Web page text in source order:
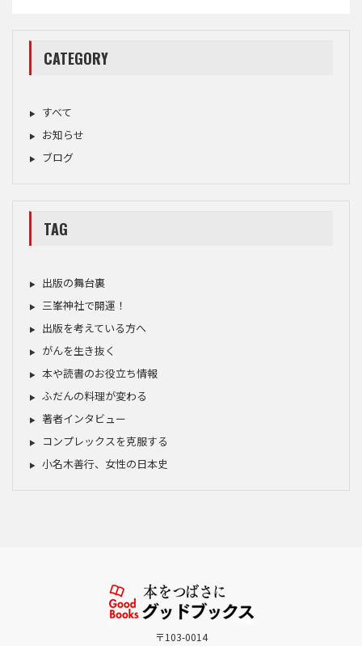
CATEGORY
すべて
お知らせ
ブログ
TAG
出版の舞台裏
三峯神社で開運！
出版を考えている方へ
がんを生き抜く
本や読書のお役立ち情報
ふだんの料理が変わる
著者インタビュー
コンプレックスを克服する
小名木善行、女性の日本史
〒103-0014